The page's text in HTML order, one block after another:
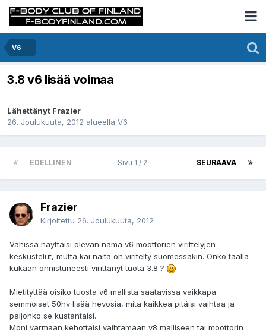
V6
3.8 v6 lisää voimaa
Lähettänyt Frazier
26. Joulukuuta, 2012 alueella V6
EDELLINEN SEURAAVA
Sivu 1 / 2
Frazier
Kirjoitettu 26. Joulukuuta, 2012
Vähissä näyttäisi olevan nämä v6 moottorien virittelyjen
keskustelut, mutta kai näitä on viritelty suomessakin. Onko täällä
kukaan onnistuneesti virittänyt tuota 3.8 ?
Mietityttää oisiko tuosta v6 mallista saatavissa vaikkapa
semmoiset 50hv lisää hevosia, mitä kaikkea pitäisi vaihtaa ja
paljonko se kustantaisi.
Moni varmaan kehottaisi vaihtamaan v8 malliseen tai moottorin